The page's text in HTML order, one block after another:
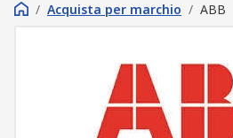
/ Acquista per marchio / ABB